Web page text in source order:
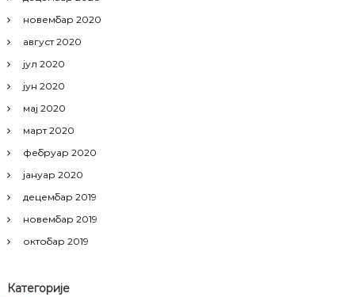
новембар 2020
август 2020
јул 2020
јун 2020
мај 2020
март 2020
фебруар 2020
јануар 2020
децембар 2019
новембар 2019
октобар 2019
Категорије